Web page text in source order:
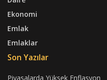
Ekonomi
Emlak
Emlaklar
Son Yazılar
Piyasalarda Yüksek Enflasyon